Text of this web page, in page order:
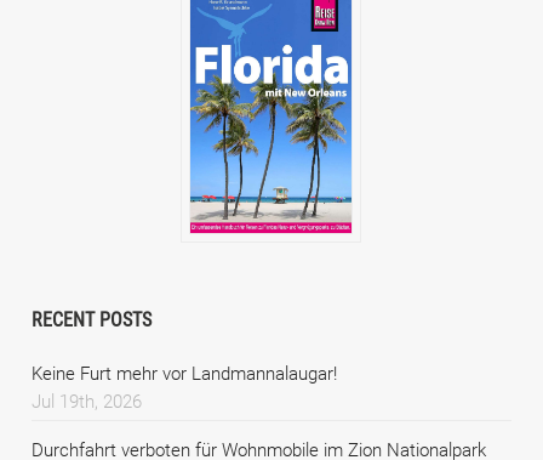
RECENT POSTS
Keine Furt mehr vor Landmannalaugar!
Jul 19th, 2026
Durchfahrt verboten für Wohnmobile im Zion Nationalpark